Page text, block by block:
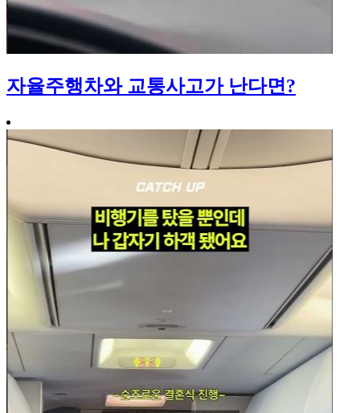
자율주행차와 교통사고가 난다면?